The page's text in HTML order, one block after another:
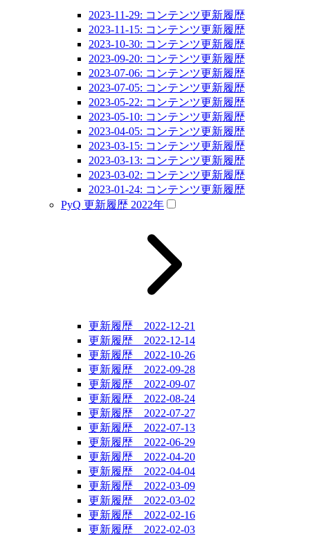
2023-11-29: コンテンツ更新履歴
2023-11-15: コンテンツ更新履歴
2023-10-30: コンテンツ更新履歴
2023-09-20: コンテンツ更新履歴
2023-07-06: コンテンツ更新履歴
2023-07-05: コンテンツ更新履歴
2023-05-22: コンテンツ更新履歴
2023-05-10: コンテンツ更新履歴
2023-04-05: コンテンツ更新履歴
2023-03-15: コンテンツ更新履歴
2023-03-13: コンテンツ更新履歴
2023-03-02: コンテンツ更新履歴
2023-01-24: コンテンツ更新履歴
PyQ 更新履歴 2022年
更新履歴 2022-12-21
更新履歴 2022-12-14
更新履歴 2022-10-26
更新履歴 2022-09-28
更新履歴 2022-09-07
更新履歴 2022-08-24
更新履歴 2022-07-27
更新履歴 2022-07-13
更新履歴 2022-06-29
更新履歴 2022-04-20
更新履歴 2022-04-04
更新履歴 2022-03-09
更新履歴 2022-03-02
更新履歴 2022-02-16
更新履歴 2022-02-03